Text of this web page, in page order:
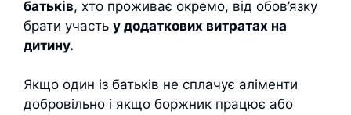
батьків, хто проживає окремо, від обов’язку
брати участь у додаткових витратах на
дитину.
Якщо один із батьків не сплачує аліменти
добровільно і якщо боржник працює або